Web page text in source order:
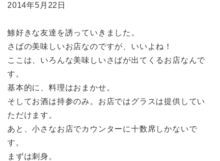
2014年5月22日
鯵好きな友達を誘っていきました。
さばの美味しいお店なのですが、いいよね！
ここは、いろんな美味しいさばが出てくるお店なんで
す。
基本的に、料理はおまかせ。
そしてお酒は持参のみ。お店ではグラスは提供してい
ただけます。
あと、小さなお店でカウンターに十数席しかないで
す。
まずは刺身。